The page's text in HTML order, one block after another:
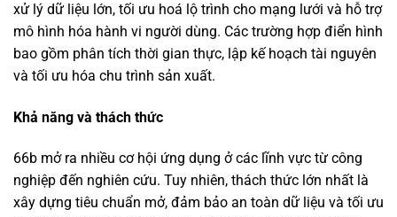
xử lý dữ liệu lớn, tối ưu hoá lộ trình cho mạng lưới và hỗ trợ
mô hình hóa hành vi người dùng. Các trường hợp điển hình
bao gồm phân tích thời gian thực, lập kế hoạch tài nguyên
và tối ưu hóa chu trình sản xuất.
Khả năng và thách thức
66b mở ra nhiều cơ hội ứng dụng ở các lĩnh vực từ công
nghiệp đến nghiên cứu. Tuy nhiên, thách thức lớn nhất là
xây dựng tiêu chuẩn mở, đảm bảo an toàn dữ liệu và tối ưu